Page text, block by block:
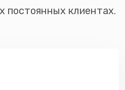
постоянных клиентах.